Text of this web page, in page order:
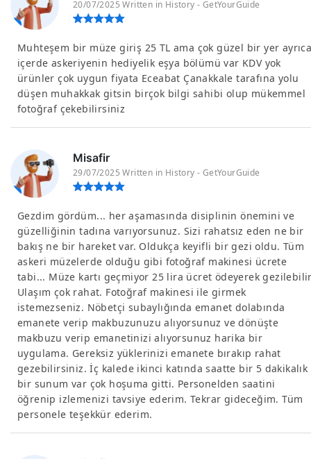
20/07/2025 Written in History - GetYourGuide
Muhteşem bir müze giriş 25 TL ama çok güzel bir yer
içerde askeriyenin hediyelik eşya bölümü var KDV yok
ürünler çok uygun fiyata Eceabat Çanakkale tarafına yolu
düşen muhakkak gitsin birçok bilgi sahibi olup mükemmel
fotoğraf çekebilirsiniz
Misafir
29/07/2025 Written in History - GetYourGuide
Gezdim gördüm... her aşamasında disiplinin önemini ve
güzelliğinin tadına varıyorsunuz. Sizi rahatsız eden ne bir
bakış ne bir hareket var. Oldukça keyifli bir gezi oldu. Tüm
askeri müzelerde olduğu gibi fotoğraf makinesi ücrete
tabi... Müze kartı geçmiyor 25 lira ücret ödeyerek
Ulaşım çok rahat. Fotoğraf makinesi ile girmek
istemezseniz. Nöbetçi subaylığında emanet dolabında
emanete verip makbuzunuzu alıyorsunuz ve dönüşte
makbuzu verip emanetinizi alıyorsunuz harika bir
uygulama. Gereksiz yüklerinizi emanete bırakıp rahat
gezebilirsiniz. İç kalede ikinci katında saatte bir 5 dakikalık
bir sunum var çok hoşuma gitti. Personelden saatini
öğrenip izlemenizi tavsiye ederim. Tekrar gideceğim. Tüm
personele teşekkür ederim.